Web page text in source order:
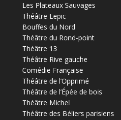
Les Plateaux Sauvages
Théâtre Lepic
Bouffes du Nord
Théâtre du Rond-point
Théâtre 13
Théâtre Rive gauche
Comédie Française
Théâtre de l’Opprimé
Théâtre de l’Épée de bois
Théâtre Michel
Théâtre des Béliers parisiens